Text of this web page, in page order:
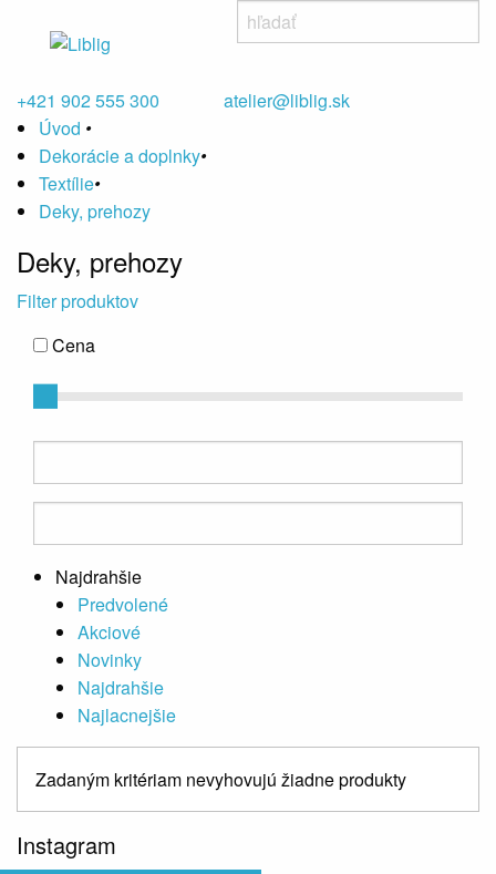
+421 902 555 300
atelier@liblig.sk
Úvod •
Dekorácie a doplnky•
Textílie•
Deky, prehozy
Deky, prehozy
Filter produktov
Cena
Najdrahšie
Predvolené
Akciové
Novinky
Najdrahšie
Najlacnejšie
Zadaným kritériam nevyhovujú žiadne produkty
Instagram